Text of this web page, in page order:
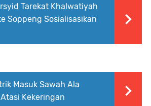
Tarekat Khalwatiyah
Soppeng Sosialisasikan
Masuk Sawah Ala
Kekeringan